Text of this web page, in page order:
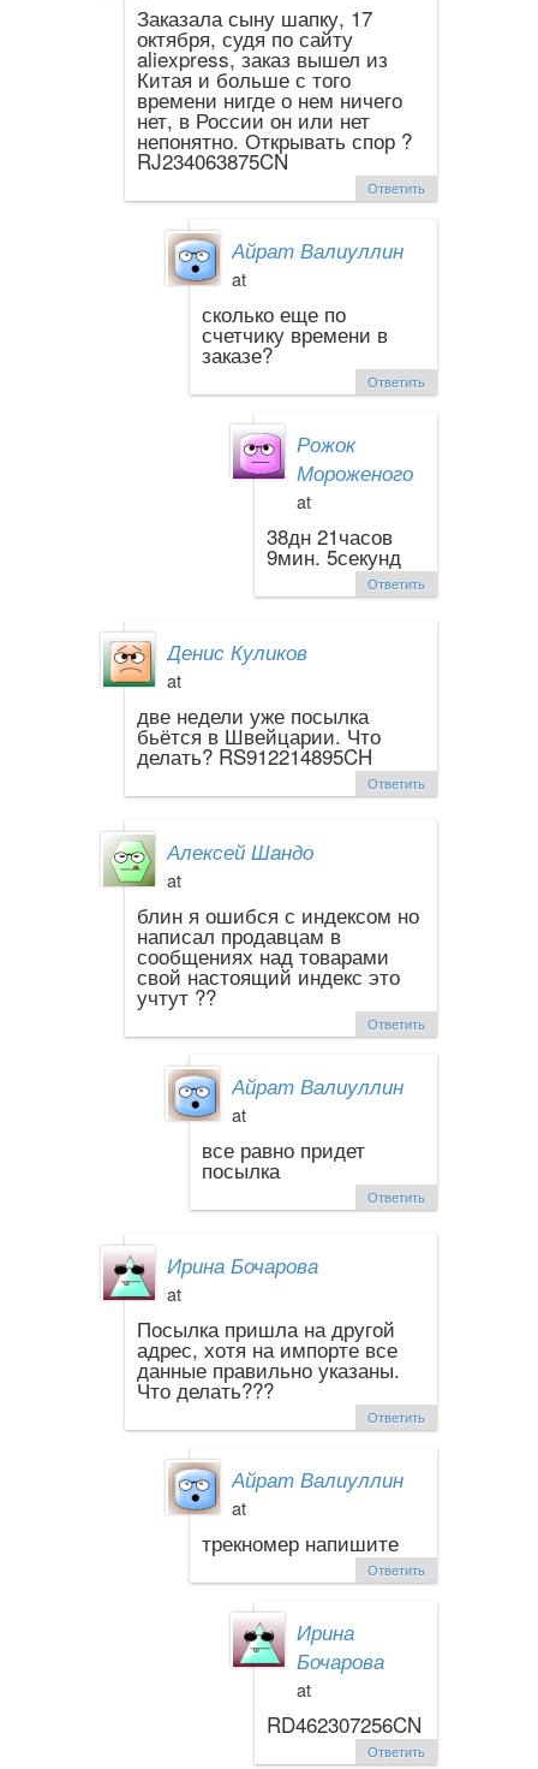
Заказала сыну шапку, 17
октября, судя по сайту
aliexpress, заказ вышел из
Китая и больше с того
времени нигде о нем ничего
нет, в России он или нет
непонятно. Открывать спор ?
RJ234063875CN
Ответить
Айрат Валиуллин
at
сколько еще по
счетчику времени в
заказе?
Ответить
Рожок
Мороженого
at
38дн 21часов
9мин. 5секунд
Ответить
Денис Куликов
at
две недели уже посылка
бьётся в Швейцарии. Что
делать? RS912214895CH
Ответить
Алексей Шандо
at
блин я ошибся с индексом но
написал продавцам в
сообщениях над товарами
свой настоящий индекс это
учтут ??
Ответить
Айрат Валиуллин
at
все равно придет
посылка
Ответить
Ирина Бочарова
at
Посылка пришла на другой
адрес, хотя на импорте все
данные правильно указаны.
Что делать???
Ответить
Айрат Валиуллин
at
трекномер напишите
Ответить
Ирина
Бочарова
at
RD462307256CN
Ответить